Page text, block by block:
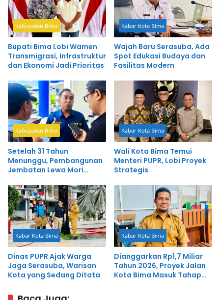
Kabupaten Bima
Bupati Bima Lobi Wamen
Transmigrasi, Infrastruktur
dan Ekonomi Jadi Prioritas
Kabar Kota Bima
Wajah Baru Serasuba, Ada
Spot Edukasi Budaya dan
Fasilitas Modern
Kabupaten Bima
Setelah 31 Tahun
Menunggu, Pembangunan
Jembatan Lewa Mori
Kabar Kota Bima
Wali Kota Bima Temui
Menteri PUPR, Lobi Proyek
Strategis
Kabar Kota Bima
Dinas PUPR Ajak Warga
Jaga Serasuba, Warisan
Kota yang Sedang Ditata
Kabar Kota Bima
Dianggarkan Rp1,7 Miliar
Tahun 2026, Proyek Jalan
Kota Bima Masuk Tahap